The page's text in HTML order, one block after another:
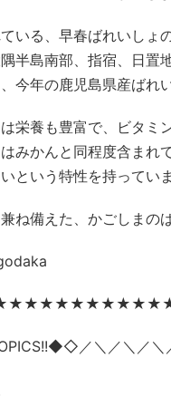
いる、早春ばれいしょ
半島南部、指宿、日置
今年の鹿児島県産ばれ
栄養も豊富で、ビタ
みかんと同程度含まれ
という特性を持ってい
ね備えた、かごしまの
／＼／＼／＼